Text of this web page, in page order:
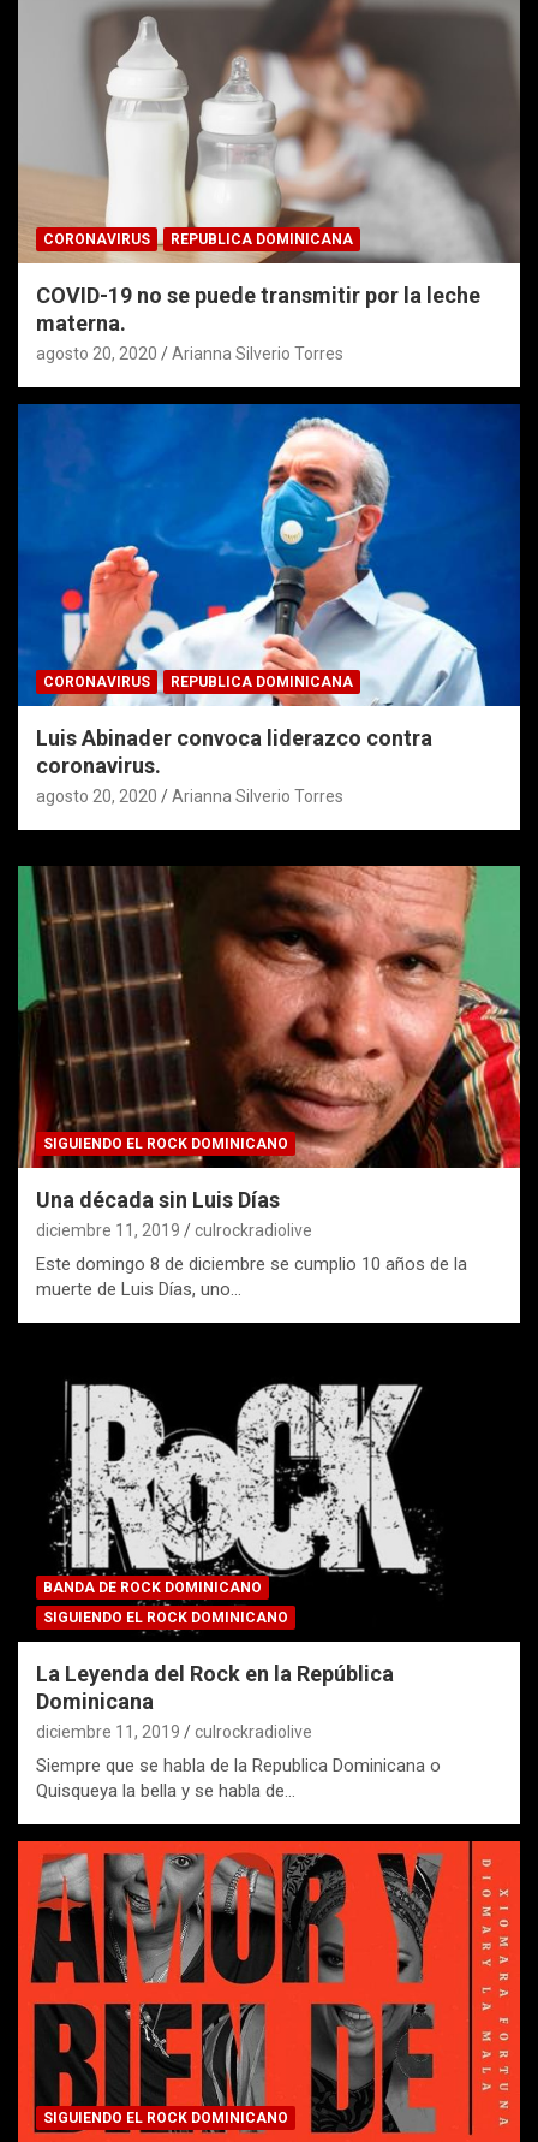
CORONAVIRUS REPUBLICA DOMINICANA
COVID-19 no se puede transmitir por la leche
materna.
agosto 20, 2020 Arianna Silverio Torres
CORONAVIRUS REPUBLICA DOMINICANA
Luis Abinader convoca liderazco contra
coronavirus.
agosto 20, 2020 Arianna Silverio Torres
SIGUIENDO EL ROCK DOMINICANO
Una década sin Luis Días
diciembre 11, 2019 culrockradiolive
Este domingo 8 de diciembre se cumplio 10 años de la
muerte de Luis Días, uno…
BANDA DE ROCK DOMINICANO
SIGUIENDO EL ROCK DOMINICANO
La Leyenda del Rock en la República
Dominicana
diciembre 11, 2019 culrockradiolive
Siempre que se habla de la Republica Dominicana o
Quisqueya la bella y se habla de…
SIGUIENDO EL ROCK DOMINICANO